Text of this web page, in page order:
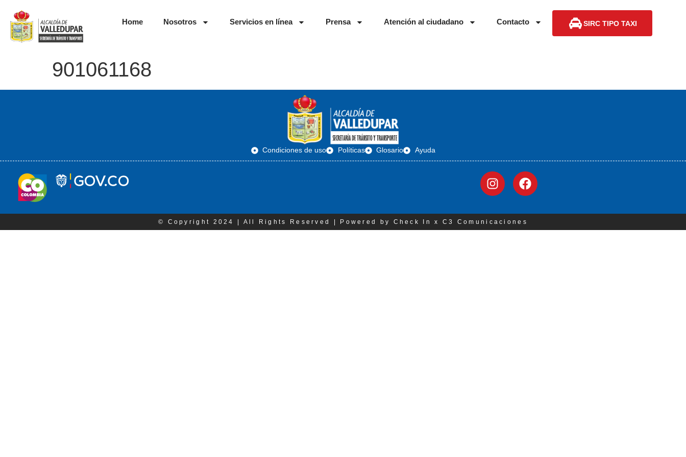
Home Nosotros Servicios en línea Prensa Atención al ciudadano Contacto SIRC TIPO TAXI
901061168
Condiciones de uso Políticas Glosario Ayuda
© Copyright 2024 | All Rights Reserved | Powered by Check In x C3 Comunicaciones